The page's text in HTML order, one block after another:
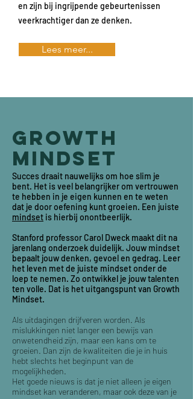
en zijn bij ingrijpende gebeurtenissen
veerkrachtiger dan ze denken.
Lees meer...
GROWTH
MINDSET
Succes draait nauwelijks om hoe slim je
bent. Het is veel belangrijker om vertrouwen
te hebben in je eigen kunnen en te weten
dat je door oefening kunt groeien. Een juiste
mindset is hierbij onontbeerlijk.
Stanford professor Carol Dweck maakt dit na
jarenlang onderzoek duidelijk. Jouw mindset
bepaalt jouw denken, gevoel en gedrag. Leer
het leven met de juiste mindset onder de
loep te nemen. Zo ontwikkel je jouw talenten
ten volle. Dat is het uitgangspunt van Growth
Mindset.
Als uitdagingen drijfveren worden. Als
mislukkingen niet langer een bewijs van
onwetendheid zijn, maar een kans om te
groeien. Dan zijn de kwaliteiten die je in huis
hebt slechts het beginpunt van de
mogelijkheden.
Het goede nieuws is dat je niet alleen je eigen
mindset kan veranderen, maar ook deze van je